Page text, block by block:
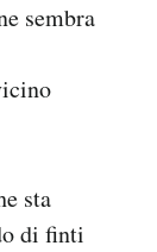
sembra
sta
di finti